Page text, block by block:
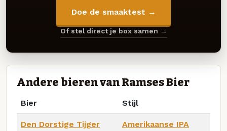
Doe de smaaktest →
Of stel direct je box samen →
Andere bieren van Ramses Bier
Bier Stijl
Den Dorstige Tijger Amerikaanse IPA